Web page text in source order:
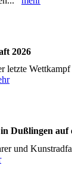
2026
letzte
Dußlingen auf
und